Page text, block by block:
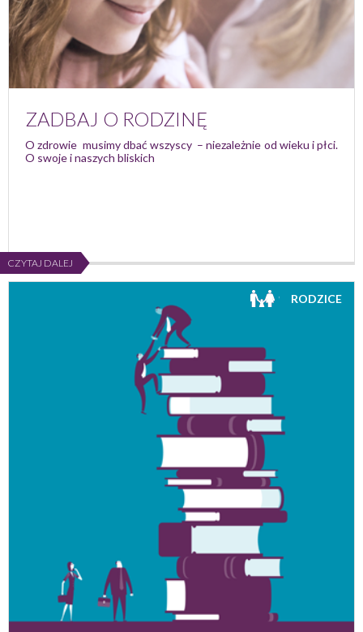
ZADBAJ O RODZINĘ
O zdrowie musimy dbać wszyscy – niezależnie od wieku i płci.
O swoje i naszych bliskich
CZYTAJ DALEJ
RODZICE